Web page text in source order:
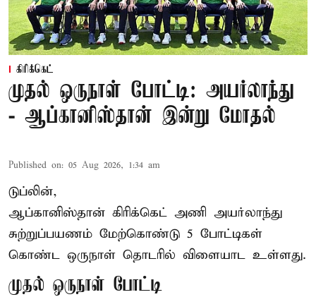
கிரிக்கெட்
முதல் ஒருநாள் போட்டி: அயர்லாந்து
- ஆப்கானிஸ்தான் இன்று மோதல்
Published on: 05 Aug 2026, 1:34 am
டுப்லின்,
ஆப்கானிஸ்தான் கிரிக்கெட் அணி அயர்லாந்து
சுற்றுப்பயணம் மேற்கொண்டு 5 போட்டிகள்
கொண்ட ஒருநாள் தொடரில் விளையாட உள்ளது.
முதல் ஒருநாள் போட்டி